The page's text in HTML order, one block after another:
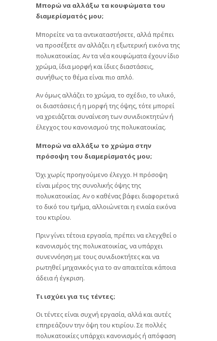
Μπορώ να αλλάξω τα κουφώματα του
διαμερίσματός μου;
Μπορείτε να τα αντικαταστήσετε, αλλά πρέπει
να προσέξετε αν αλλάζει η εξωτερική εικόνα της
πολυκατοικίας. Αν τα νέα κουφώματα έχουν ίδιο
χρώμα, ίδια μορφή και ίδιες διαστάσεις,
συνήθως το θέμα είναι πιο απλό.
Αν όμως αλλάζει το χρώμα, το σχέδιο, το υλικό,
οι διαστάσεις ή η μορφή της όψης, τότε μπορεί
να χρειάζεται συναίνεση των συνιδιοκτητών ή
έλεγχος του κανονισμού της πολυκατοικίας.
Μπορώ να αλλάξω το χρώμα στην
πρόσοψη του διαμερίσματός μου;
Όχι χωρίς προηγούμενο έλεγχο. Η πρόσοψη
είναι μέρος της συνολικής όψης της
πολυκατοικίας. Αν ο καθένας βάφει διαφορετικά
το δικό του τμήμα, αλλοιώνεται η ενιαία εικόνα
του κτιρίου.
Πριν γίνει τέτοια εργασία, πρέπει να ελεγχθεί ο
κανονισμός της πολυκατοικίας, να υπάρχει
συνεννόηση με τους συνιδιοκτήτες και να
ρωτηθεί μηχανικός για το αν απαιτείται κάποια
άδεια ή έγκριση.
Τι ισχύει για τις τέντες;
Οι τέντες είναι συχνή εργασία, αλλά και αυτές
επηρεάζουν την όψη του κτιρίου. Σε πολλές
πολυκατοικίες υπάρχει κανονισμός ή απόφαση